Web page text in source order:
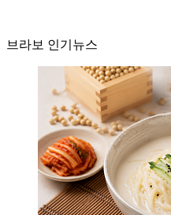
브라보 인기뉴스